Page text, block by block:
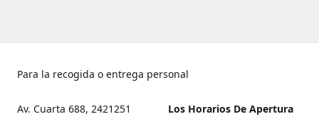
Para la recogida o entrega personal
Av. Cuarta 688, 2421251
Los Horarios De Apertura